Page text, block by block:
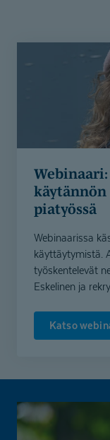
Webinaari: "Kahdet aivot"
piatyössä
Webinaarissa
käyttäytymistä.
työskentelevät
Eskelinen ja
Katso